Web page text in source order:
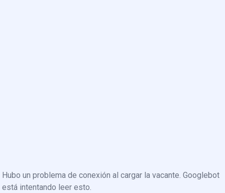
Hubo un problema de conexión al cargar la vacante. Googlebot
está intentando leer esto.